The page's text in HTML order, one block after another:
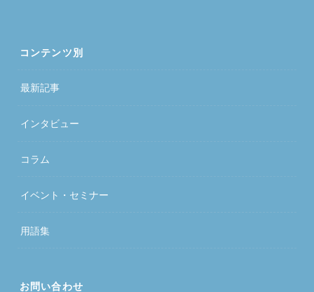
コンテンツ別
最新記事
インタビュー
コラム
イベント・セミナー
用語集
お問い合わせ